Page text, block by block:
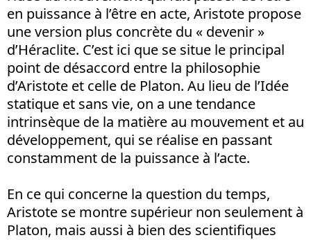
en puissance à l’être en acte, Aristote propose
une version plus concrète du « devenir »
d’Héraclite. C’est ici que se situe le principal
point de désaccord entre la philosophie
d’Aristote et celle de Platon. Au lieu de l’Idée
statique et sans vie, on a une tendance
intrinsèque de la matière au mouvement et au
développement, qui se réalise en passant
constamment de la puissance à l’acte.
En ce qui concerne la question du temps,
Aristote se montre supérieur non seulement à
Platon, mais aussi à bien des scientifiques